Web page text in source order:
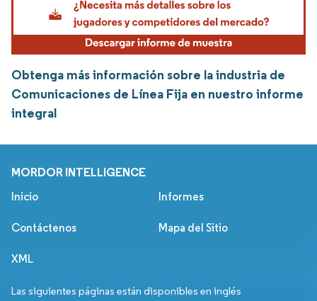
Obtenga más información sobre la industria de
Comunicaciones de Línea Fija en nuestro informe
integral
MORDOR INTELLIGENCE
Inicio Informes
Contáctenos Mapa del Sitio
XML
Las siguientes páginas están disponibles en inglés